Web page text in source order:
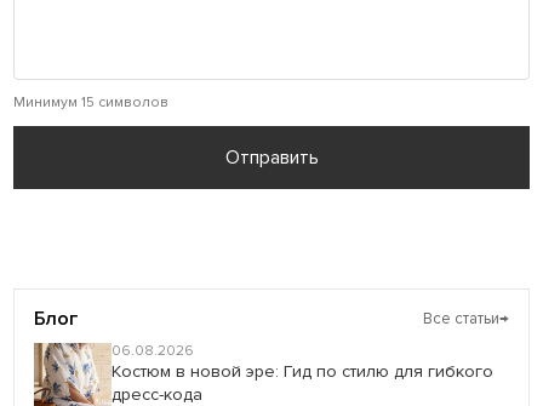
Минимум 15 символов
Отправить
Блог Все статьи→
06.08.2026
Костюм в новой эре: Гид по стилю для гибкого
дресс-кода